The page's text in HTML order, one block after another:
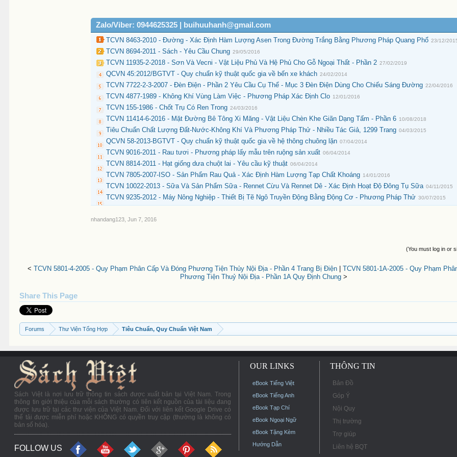
Zalo/Viber: 0944625325 | buihuuhanh@gmail.com
TCVN 8463-2010 - Đường - Xác Định Hàm Lượng Asen Trong Đường Trắng Bằng Phương Pháp Quang Phổ 23/12/
TCVN 8694-2011 - Sách - Yêu Cầu Chung 29/05/2016
TCVN 11935-2-2018 - Sơn Và Vecni - Vật Liệu Phủ Và Hệ Phủ Cho Gỗ Ngoại Thất - Phần 2 27/02/2019
QCVN 45:2012/BGTVT - Quy chuẩn kỹ thuật quốc gia về bến xe khách 24/02/2014
TCVN 7722-2-3-2007 - Đèn Điện - Phần 2 Yêu Cầu Cụ Thể - Mục 3 Đèn Điện Dùng Cho Chiếu Sáng Đường 22/04/2016
TCVN 4877-1989 - Không Khí Vùng Làm Việc - Phương Pháp Xác Định Clo 12/01/2016
TCVN 155-1986 - Chốt Trụ Có Ren Trong 24/03/2016
TCVN 11414-6-2016 - Mặt Đường Bê Tông Xi Măng - Vật Liệu Chèn Khe Giãn Dạng Tấm - Phần 6 10/08/2018
Tiêu Chuẩn Chất Lượng Đất-Nước-Không Khí Và Phương Pháp Thử - Nhiều Tác Giả, 1299 Trang 04/03/2015
QCVN 58-2013-BGTVT - Quy chuẩn kỹ thuật quốc gia về hệ thông chuông lặn 07/04/2014
TCVN 9016-2011 - Rau tươi - Phương pháp lấy mẫu trên ruộng sản xuất 06/04/2014
TCVN 8814-2011 - Hạt giống dưa chuột lai - Yêu cầu kỹ thuật 06/04/2014
TCVN 7805-2007-ISO - Sản Phẩm Rau Quả - Xác Định Hàm Lượng Tạp Chất Khoáng 14/01/2016
TCVN 10022-2013 - Sữa Và Sản Phẩm Sữa - Rennet Cừu Và Rennet Dê - Xác Định Hoạt Độ Đông Tụ Sữa 04/11/2015
TCVN 9235-2012 - Máy Nông Nghiệp - Thiết Bị Tẽ Ngô Truyền Động Bằng Động Cơ - Phương Pháp Thử 30/07/2015
nhandang123 Jun 7, 2016
(You must log in or
< TCVN 5801-4-2005 - Quy Phạm Phân Cấp Và Đóng Phương Tiện Thủy Nội Địa - Phần 4 Trang Bị Điện
TCVN 5801-1A-2005 - Quy Phạm
Phương Tiện Thuỷ Nội Địa - Phần 1A Quy Định Chung >
Share This Page
Forums Thư Viện Tổng Hợp Tiêu Chuẩn, Quy Chuẩn Việt Nam
Sách Việt là nơi lưu trữ thông tin sách được xuất bản tại Việt Nam. Trong
thông tin giới thiệu của mỗi sách thường có liên kết nguồn của tài liệu đang
được lưu trữ tại các thư viện của Việt Nam. Đối với liên kết Google Drive có
thể tải được miễn phí hoặc KHÔNG có quyền truy cập (thường là không có
bản số hóa).
FOLLOW US
OUR LINKS
eBook Tiếng Việt
eBook Tiếng Anh
eBook Tạp Chí
eBook Ngoại Ngữ
eBook Tặng Kèm
Hướng Dẫn
THÔNG TIN
Bản Đồ
Góp Ý
Nội Quy
Thị trường
Trợ giúp
Liên hệ BQT